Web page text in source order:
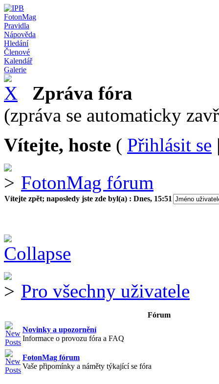
FotonMag
Pravidla
Nápověda
Hledání
Členové
Kalendář
Galerie
Zpráva fóra
(zpráva se automaticky
Vítejte, hoste ( Přihlásit se
FotonMag fórum
Vítejte zpět; naposledy jste zde byl(a) : Dnes, 15:51
Pro všechny uživatele
Fórum
Novinky a upozornění
Informace o provozu fóra a FAQ
FotonMag fórum
Vaše připomínky a náměty týkající se fóra